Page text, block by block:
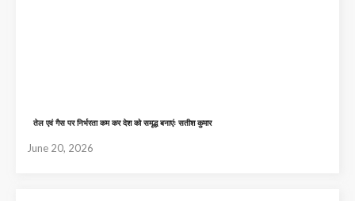
तेल एवं गैस पर निर्भरता कम कर देश को समृद्ध बनाएंः सतीश कुमार
June 20, 2026